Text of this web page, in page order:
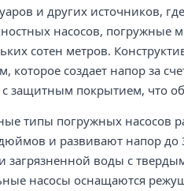
и других источников,
насосов, погружные
сотен метров.
которое создает напор за
с защитным покрытием, что
типы погружных насосов
и развивают напор до
загрязненной воды с
насосы оснащаются